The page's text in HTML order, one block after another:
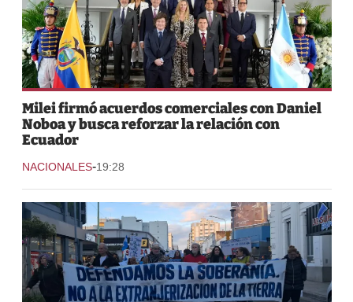
Milei firmó acuerdos comerciales con Daniel
Noboa y busca reforzar la relación con
Ecuador
NACIONALES-19:28